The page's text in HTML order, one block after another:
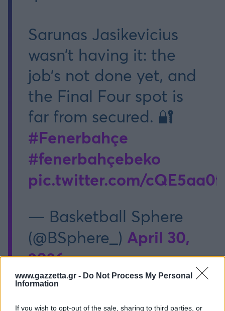
www.gazzetta.gr - Do Not Process My Personal
Information
If you wish to opt-out of the sale, sharing to third parties, or
Sarunas Jasikevicius
wasn’t having it: the
job’s not done yet, and
the Final Four spot is
far from secured. 🔐
#Fenerbahçe
#fenerbahçebeko
pic.twitter.com/
— Basketball Sphere
(@BSphere_) April 30,
2026